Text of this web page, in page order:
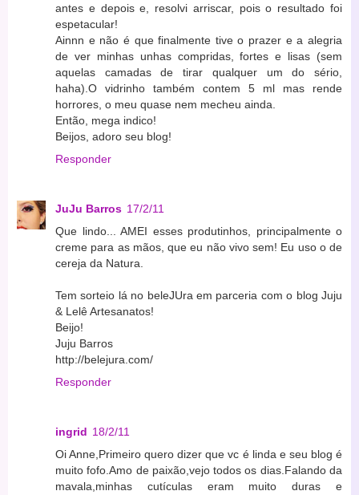
antes e depois e, resolvi arriscar, pois o resultado foi
espetacular!
Ainnn e não é que finalmente tive o prazer e a alegria
de ver minhas unhas compridas, fortes e lisas (sem
aquelas camadas de tirar qualquer um do sério,
haha).O vidrinho também contem 5 ml mas rende
horrores, o meu quase nem mecheu ainda.
Então, mega indico!
Beijos, adoro seu blog!
Responder
JuJu Barros 17/2/11
Que lindo... AMEI esses produtinhos, principalmente o
creme para as mãos, que eu não vivo sem! Eu uso o de
cereja da Natura.
Tem sorteio lá no beleJUra em parceria com o blog Juju
& Lelê Artesanatos!
Beijo!
Juju Barros
http://belejura.com/
Responder
ingrid 18/2/11
Oi Anne,Primeiro quero dizer que vc é linda e seu blog é
muito fofo.Amo de paixão,vejo todos os dias.Falando da
mavala,minhas cutículas eram muito duras e